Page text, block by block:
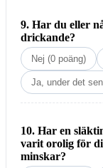
9. Har du eller
drickande?
Nej (0 poäng)
Ja, under det
10. Har en
varit orolig för
minskar?